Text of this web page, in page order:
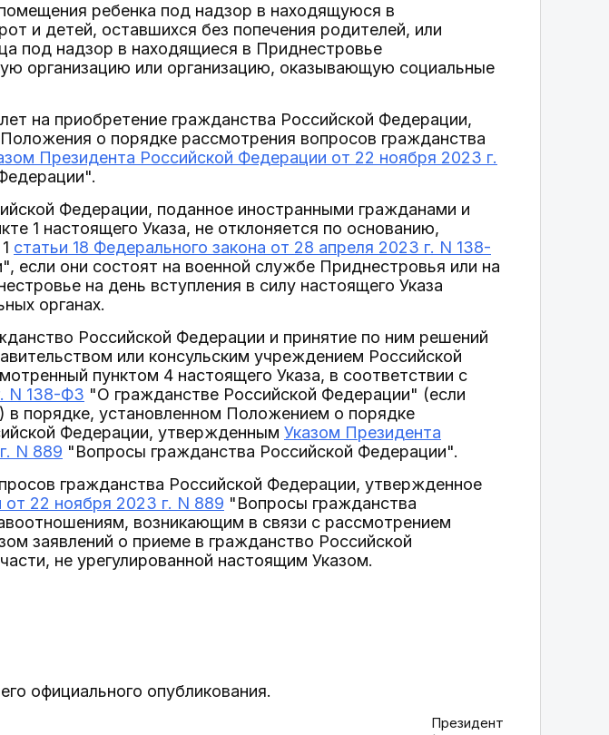
ребенка под надзор в находящуюся в
и детей, оставшихся без попечения родителей, или
под надзор в находящиеся в Приднестровье
организацию или организацию, оказывающую социальные
на приобретение гражданства Российской Федерации,
о порядке рассмотрения вопросов гражданства
Президента Российской Федерации от 22 ноября 2023 г.
Федерации, поданное иностранными гражданами и
1 настоящего Указа, не отклоняется по основанию,
статьи 18 Федерального закона от 28 апреля 2023 г. N 138-
если они состоят на военной службе Приднестровья или на
на день вступления в силу настоящего Указа
органах.
Российской Федерации и принятие по ним решений
или консульским учреждением Российской
пунктом 4 настоящего Указа, в соответствии с
N 138-ФЗ "О гражданстве Российской Федерации" (если
порядке, установленном Положением о порядке
Федерации, утвержденным Указом Президента
N 889 "Вопросы гражданства Российской Федерации".
гражданства Российской Федерации, утвержденное
22 ноября 2023 г. N 889 "Вопросы гражданства
возникающим в связи с рассмотрением
заявлений о приеме в гражданство Российской
не урегулированной настоящим Указом.
официального опубликования.
Президент